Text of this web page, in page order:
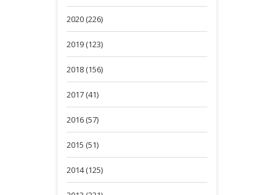
2020 (226)
2019 (123)
2018 (156)
2017 (41)
2016 (57)
2015 (51)
2014 (125)